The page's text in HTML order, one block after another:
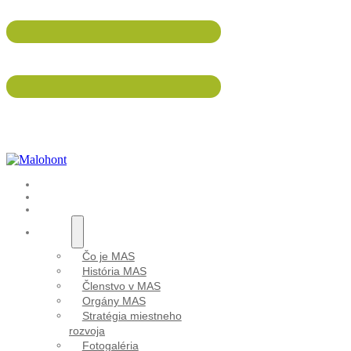
Čo je MAS
História MAS
Členstvo v MAS
Orgány MAS
Stratégia miestneho
rozvoja
Fotogaléria